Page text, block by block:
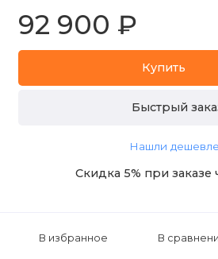
92 900 ₽
Купить
Быстрый
Нашли
Скидка 5% при заказе
В избранное В